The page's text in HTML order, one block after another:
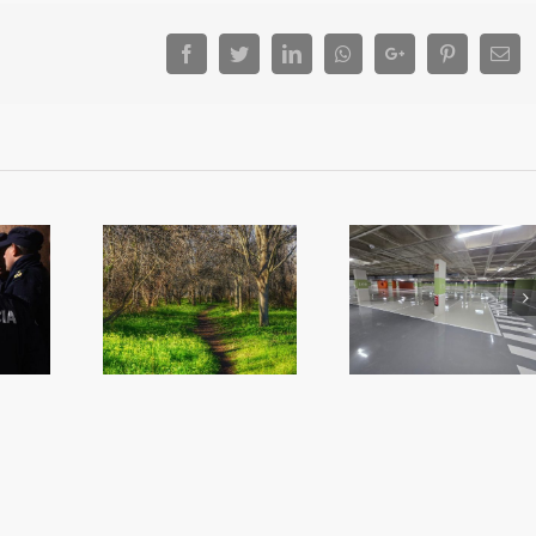
FacebookTwitterLinkedInWhatsappGoogle+ Pinterest
la
zones
Reobri l’aparcament
del Mercat
més
L’alcalde
ple per a que
l’oposició